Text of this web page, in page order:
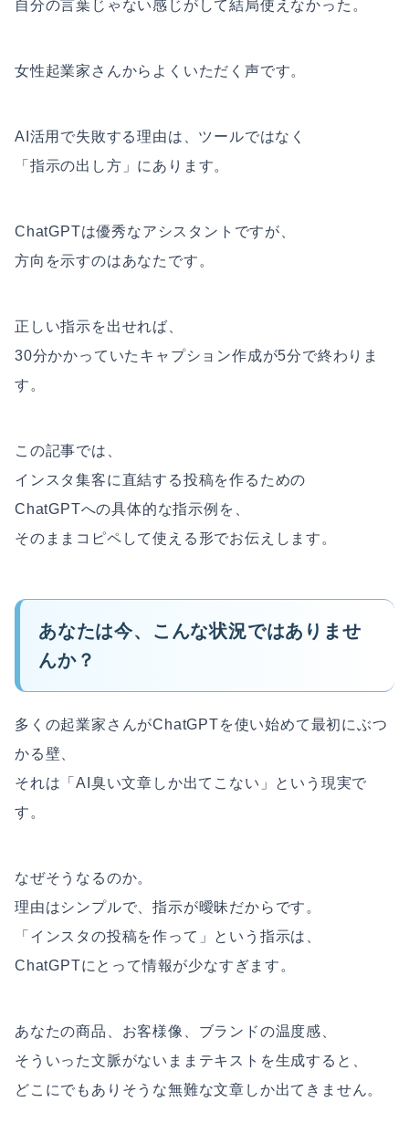
自分の言葉じゃない感じがして結局使えなかった。
女性起業家さんからよくいただく声です。
AI活用で失敗する理由は、ツールではなく
「指示の出し方」にあります。
ChatGPTは優秀なアシスタントですが、
方向を示すのはあなたです。
正しい指示を出せれば、
30分かかっていたキャプション作成が5分で終わりま
す。
この記事では、
インスタ集客に直結する投稿を作るための
ChatGPTへの具体的な指示例を、
そのままコピペして使える形でお伝えします。
あなたは今、こんな状況ではありませ
んか？
多くの起業家さんがChatGPTを使い始めて最初にぶつ
かる壁、
それは「AI臭い文章しか出てこない」という現実で
す。
なぜそうなるのか。
理由はシンプルで、指示が曖昧だからです。
「インスタの投稿を作って」という指示は、
ChatGPTにとって情報が少なすぎます。
あなたの商品、お客様像、ブランドの温度感、
そういった文脈がないままテキストを生成すると、
どこにでもありそうな無難な文章しか出てきません。